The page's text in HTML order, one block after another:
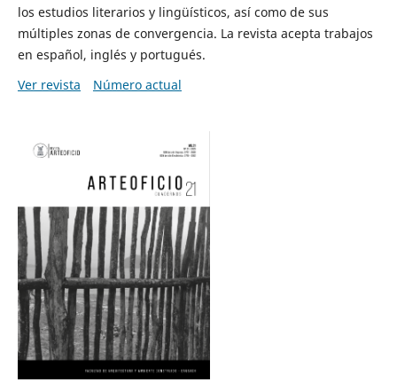
los estudios literarios y lingüísticos, así como de sus
múltiples zonas de convergencia. La revista acepta trabajos
en español, inglés y portugués.
Ver revista
Número actual